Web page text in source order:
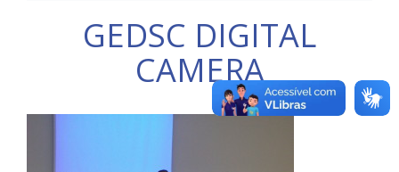
GEDSC DIGITAL
CAMERA